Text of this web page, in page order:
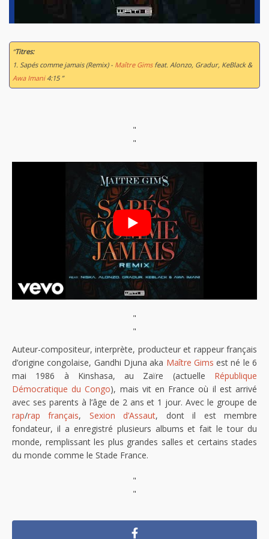
“Titres:
1. Sapés comme jamais (Remix) - Maître Gimsfeat. Alonzo, Gradur, KeBlack &
Awa Imani4:15 ”
"
"
"
"
Auteur-compositeur, interprète, producteur et rappeur français
d’origine congolaise, Gandhi Djuna aka Maître Gims est né le 6
mai 1986 à Kinshasa, au Zaïre (actuelle République
Démocratique du Congo), mais vit en France où il est arrivé
avec ses parents à l’âge de 2 ans et 1 jour. Avec le groupe de
rap/rap français, Sexion d’Assaut, dont il est membre
fondateur, il a enregistré plusieurs albums et fait le tour du
monde, remplissant les plus grandes salles et certains stades
du monde comme le Stade France.
"
"